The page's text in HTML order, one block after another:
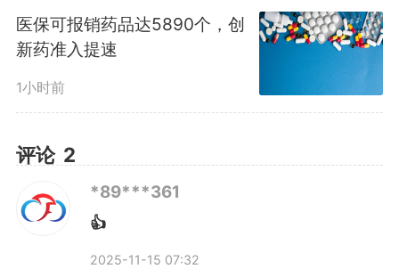
记者，院内目前入住470多位老
人，配备500张床位，其中护理型
床位450张，包括5名医生在内共
有20位医护人员。
“我父亲处于阿尔茨海默病末
期，严重记忆丧失，卧床不
医保可报销药品达5890个，创
新药准入提速
1小时前
评论 2
*89***361
👍
2025-11-15 07:32